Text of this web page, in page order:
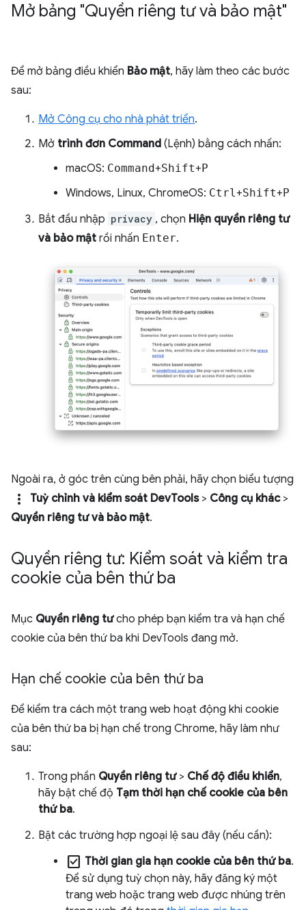
Mở bảng "Quyền riêng tư và bảo mật"
Để mở bảng điều khiển Bảo mật, hãy làm theo các bước
sau:
Mở Công cụ cho nhà phát triển.
Mở trình đơn Command (Lệnh) bằng cách nhấn:
macOS: Command+Shift+P
Windows, Linux, ChromeOS: Ctrl+Shift+P
Bắt đầu nhập privacy , chọn Hiện quyền riêng tư
và bảo mật rồi nhấn Enter.
Ngoài ra, ở góc trên cùng bên phải, hãy chọn biểu tượng
more_vert Tuỳ chỉnh và kiểm soát DevTools> Công cụ khác>
Quyền riêng tư và bảo mật.
Quyền riêng tư: Kiểm soát và kiểm tra
cookie của bên thứ ba
Mục Quyền riêng tưcho phép bạn kiểm tra và hạn chế
cookie của bên thứ ba khi DevTools đang mở.
Hạn chế cookie của bên thứ ba
Để kiểm tra cách một trang web hoạt động khi cookie
của bên thứ ba bị hạn chế trong Chrome, hãy làm như
sau:
Trong phần Quyền riêng tư> Chế độ điều khiển,
hãy bật chế độ Tạm thời hạn chế cookie của bên
thứ ba.
Bật các trường hợp ngoại lệ sau đây (nếu cần):
check_box Thời gian gia hạn cookie của bên thứ ba.
Để sử dụng tuỳ chọn này, hãy đăng ký một
trang web hoặc trang web được nhúng trên